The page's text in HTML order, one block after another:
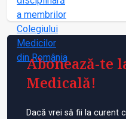
Abonează-te
Medicală!
Dacă vrei să fii la curent